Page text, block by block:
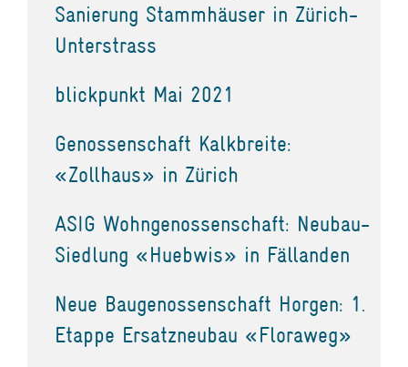
Sanierung Stammhäuser in Zürich-
Unterstrass
blickpunkt Mai 2021
Genossenschaft Kalkbreite:
«Zollhaus» in Zürich
ASIG Wohngenossenschaft: Neubau-
Siedlung «Huebwis» in Fällanden
Neue Baugenossenschaft Horgen: 1.
Etappe Ersatzneubau «Floraweg»